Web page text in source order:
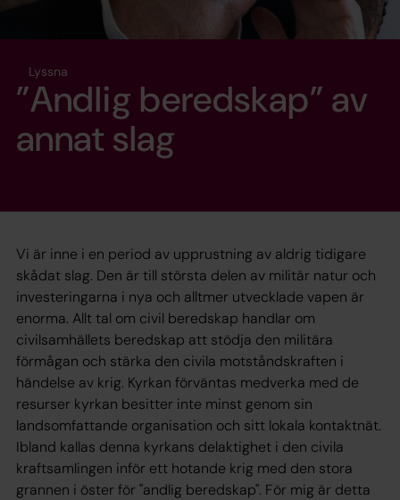
Lyssna
”Andlig beredskap” av
annat slag
Vi är inne i en period av upprustning av aldrig tidigare
skådat slag. Den är till största delen av militär natur och
investeringarna i nya och alltmer utvecklade vapen är
enorma. Allt tal om civil beredskap handlar om
civilsamhällets beredskap att stödja den militära
förmågan och stärka den civila motståndskraften i
händelse av krig. Kyrkan förväntas medverka med de
resurser kyrkan besitter inte minst genom sin
landsomfattande organisation och sitt lokala kontaktnät.
Ibland kallas denna kyrkans delaktighet i den civila
kraftsamlingen inför ett hotande krig med den stora
grannen i öster för "andlig beredskap". För mig är detta